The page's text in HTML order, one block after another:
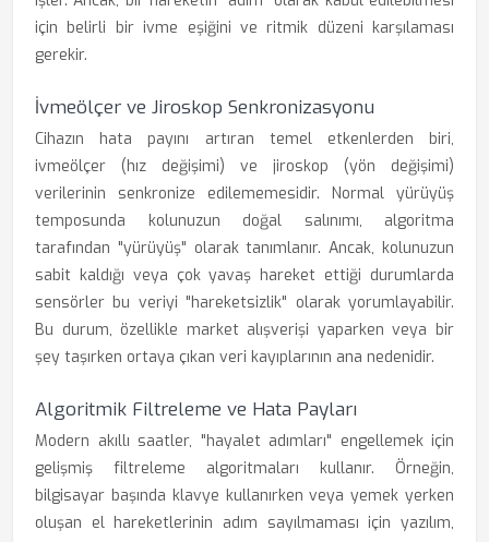
için belirli bir ivme eşiğini ve ritmik düzeni karşılaması
gerekir.
İvmeölçer ve Jiroskop Senkronizasyonu
Cihazın hata payını artıran temel etkenlerden biri,
ivmeölçer (hız değişimi) ve jiroskop (yön değişimi)
verilerinin senkronize edilememesidir. Normal yürüyüş
temposunda kolunuzun doğal salınımı, algoritma
tarafından "yürüyüş" olarak tanımlanır. Ancak, kolunuzun
sabit kaldığı veya çok yavaş hareket ettiği durumlarda
sensörler bu veriyi "hareketsizlik" olarak yorumlayabilir.
Bu durum, özellikle market alışverişi yaparken veya bir
şey taşırken ortaya çıkan veri kayıplarının ana nedenidir.
Algoritmik Filtreleme ve Hata Payları
Modern akıllı saatler, "hayalet adımları" engellemek için
gelişmiş filtreleme algoritmaları kullanır. Örneğin,
bilgisayar başında klavye kullanırken veya yemek yerken
oluşan el hareketlerinin adım sayılmaması için yazılım,